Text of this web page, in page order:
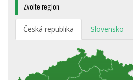
Zvolte region
Česká republika Slovensko